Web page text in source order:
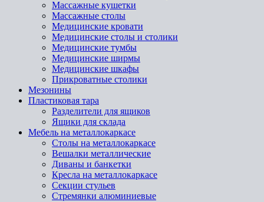
Массажные кушетки
Массажные столы
Медицинские кровати
Медицинские столы и столики
Медицинские тумбы
Медицинские ширмы
Медицинские шкафы
Прикроватные столики
Мезонины
Пластиковая тара
Разделители для ящиков
Ящики для склада
Мебель на металлокаркасе
Cтолы на металлокаркасе
Вешалки металлические
Диваны и банкетки
Кресла на металлокаркасе
Секции стульев
Стремянки алюминиевые